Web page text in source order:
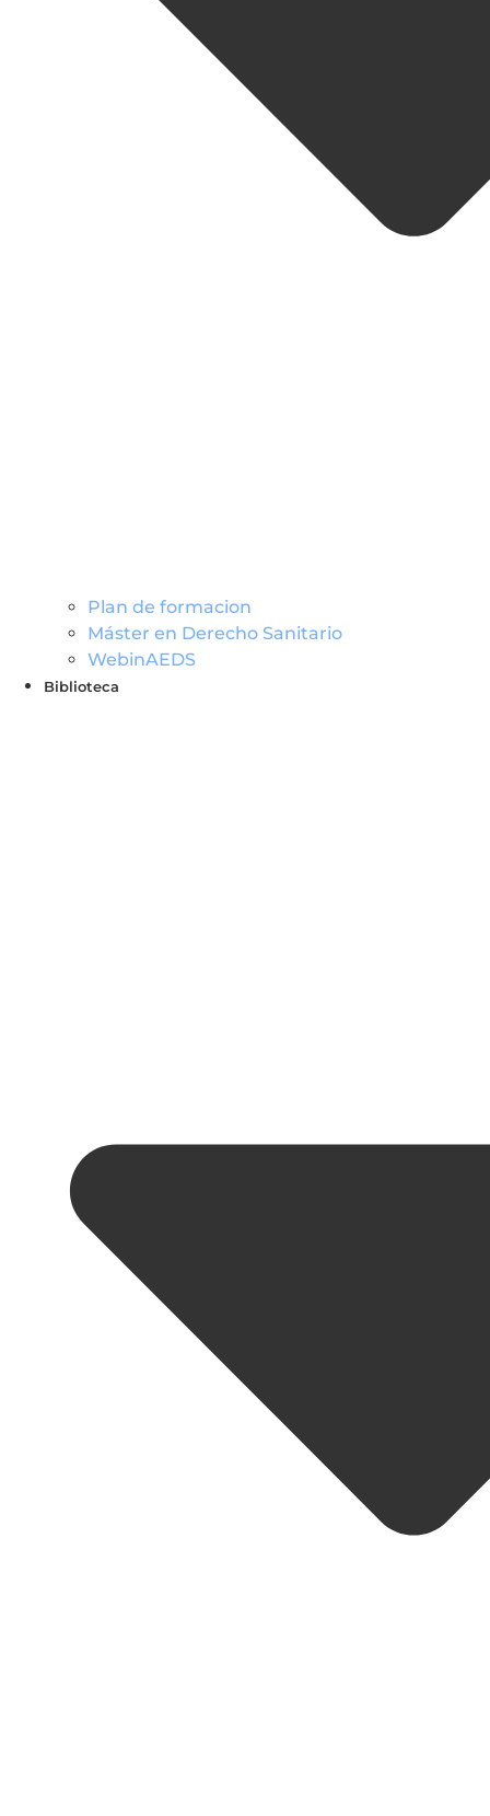
Plan de formacion
Máster en Derecho Sanitario
WebinAEDS
Biblioteca